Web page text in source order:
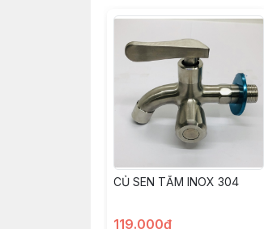
CỦ SEN TẮM INOX 304
119.000đ